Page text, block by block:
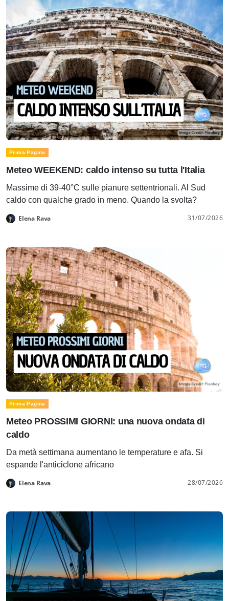
Prima Pagina
Meteo WEEKEND: caldo intenso su tutta l'Italia
Massime di 39-40°C sulle pianure settentrionali. Al Sud
caldo con qualche grado in meno. Quando la svolta?
Elena Rava 31/07/2026
Prima Pagina
Meteo PROSSIMI GIORNI: una nuova ondata di
caldo
Da metà settimana aumentano le temperature e afa. Si
espande l'anticiclone africano
Elena Rava 28/07/2026